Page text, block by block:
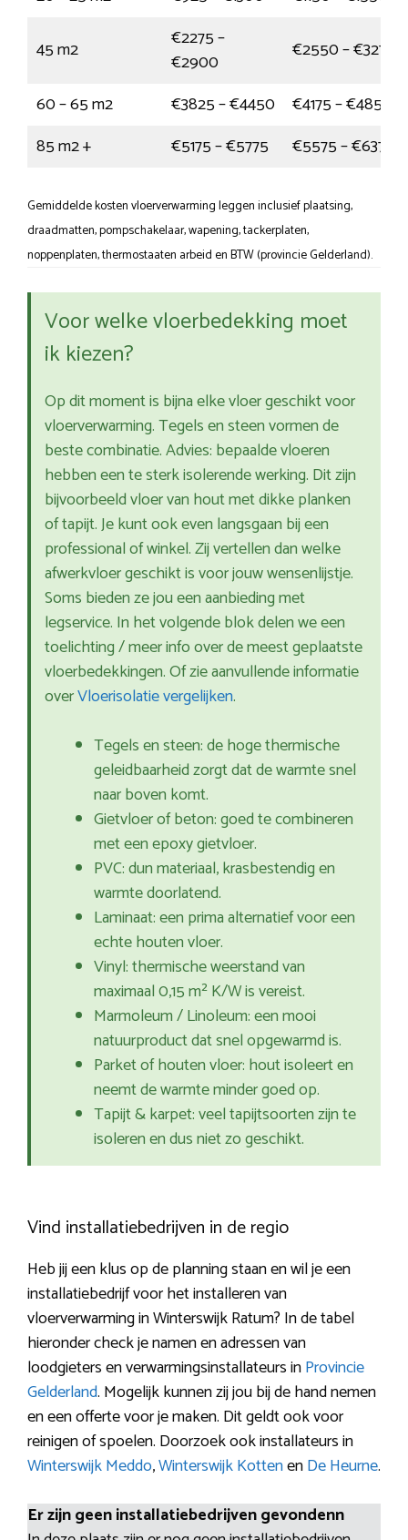
45 m2
€2275 –
€2900
€2550 – €3275
60 – 65 m2
€3825 – €4450
€4175 – €4850
85 m2 +
€5175 – €5775 €5575 – €6375
Gemiddelde kosten vloerverwarming leggen inclusief plaatsing,
draadmatten, pompschakelaar, wapening, tackerplaten,
noppenplaten, thermostaaten arbeid en BTW (provincie Gelderland).
Voor welke vloerbedekking moet
ik kiezen?
Op dit moment is bijna elke vloer geschikt voor
vloerverwarming. Tegels en steen vormen de
beste combinatie. Advies: bepaalde vloeren
hebben een te sterk isolerende werking. Dit zijn
bijvoorbeeld vloer van hout met dikke planken
of tapijt. Je kunt ook even langsgaan bij een
professional of winkel. Zij vertellen dan welke
afwerkvloer geschikt is voor jouw wensenlijstje.
Soms bieden ze jou een aanbieding met
legservice. In het volgende blok delen we een
toelichting / meer info over de meest geplaatste
vloerbedekkingen. Of zie aanvullende informatie
overVloerisolatie vergelijken.
Tegels en steen: de hoge thermische
geleidbaarheid zorgt dat de warmte snel
naar boven komt.
Gietvloer of beton: goed te combineren
met een epoxy gietvloer.
PVC: dun materiaal, krasbestendig en
warmte doorlatend.
Laminaat: een prima alternatief voor een
echte houten vloer.
Vinyl: thermische weerstand van
maximaal 0,15 m² K/W is vereist.
Marmoleum / Linoleum: een mooi
natuurproduct dat snel opgewarmd is.
Parket of houten vloer: hout isoleert en
neemt de warmte minder goed op.
Tapijt & karpet: veel tapijtsoorten zijn te
isoleren en dus niet zo geschikt.
Vind installatiebedrijven in de regio
Heb jij een klus op de planning staan en wil je een
installatiebedrijf voor het installeren van
vloerverwarming in Winterswijk Ratum? In de tabel
hieronder check je namen en adressen van
loodgieters en verwarmingsinstallateurs inProvincie
Gelderland. Mogelijk kunnen zij jou bij de hand nemen
en een offerte voor je maken. Dit geldt ook voor
reinigen of spoelen. Doorzoek ook installateurs in
Winterswijk Meddo,Winterswijk KottenenDe Heurne.
Er zijn geen installatiebedrijven gevondenn